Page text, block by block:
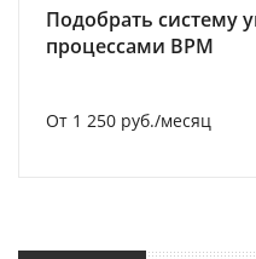
Подобрать систему
процессами BPM
От 1 250 руб./месяц